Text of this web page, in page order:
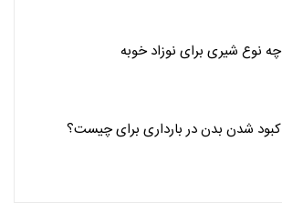
چه نوع شیری برای نوزاد خوبه
کبود شدن بدن در بارداری برای چیست؟